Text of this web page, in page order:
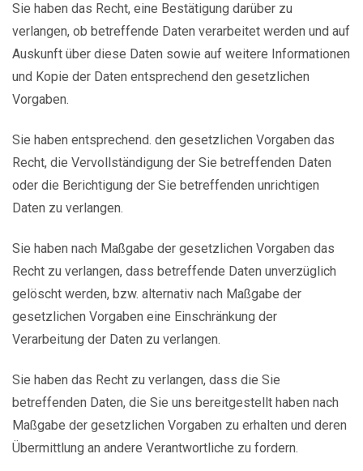
Sie haben das Recht, eine Bestätigung darüber zu
verlangen, ob betreffende Daten verarbeitet werden und auf
Auskunft über diese Daten sowie auf weitere Informationen
und Kopie der Daten entsprechend den gesetzlichen
Vorgaben.
Sie haben entsprechend. den gesetzlichen Vorgaben das
Recht, die Vervollständigung der Sie betreffenden Daten
oder die Berichtigung der Sie betreffenden unrichtigen
Daten zu verlangen.
Sie haben nach Maßgabe der gesetzlichen Vorgaben das
Recht zu verlangen, dass betreffende Daten unverzüglich
gelöscht werden, bzw. alternativ nach Maßgabe der
gesetzlichen Vorgaben eine Einschränkung der
Verarbeitung der Daten zu verlangen.
Sie haben das Recht zu verlangen, dass die Sie
betreffenden Daten, die Sie uns bereitgestellt haben nach
Maßgabe der gesetzlichen Vorgaben zu erhalten und deren
Übermittlung an andere Verantwortliche zu fordern.